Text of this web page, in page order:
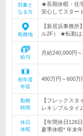
対象と
なる方
★長期休暇・住
安心してスター
勤務地
【新居浜事務
ル2F） ★転勤は
給与
月給240,000円
初年度
年収
480万円～600万
勤務
時間
【フレックス
レキシブルタイ
休日
休暇
【年間休日126
夏季休暇* 年末